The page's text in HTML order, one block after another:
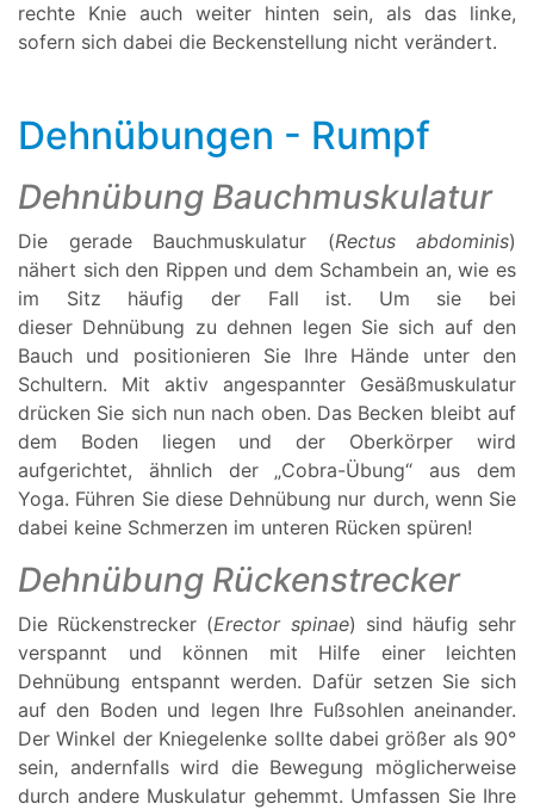
rechte Knie auch weiter hinten sein, als das linke,
sofern sich dabei die Beckenstellung nicht verändert.
Dehnübungen - Rumpf
Dehnübung Bauchmuskulatur
Die gerade Bauchmuskulatur (Rectus abdominis)
nähert sich den Rippen und dem Schambein an, wie es
im Sitz häufig der Fall ist. Um sie bei
dieser Dehnübung zu dehnen legen Sie sich auf den
Bauch und positionieren Sie Ihre Hände unter den
Schultern. Mit aktiv angespannter Gesäßmuskulatur
drücken Sie sich nun nach oben. Das Becken bleibt auf
dem Boden liegen und der Oberkörper wird
aufgerichtet, ähnlich der „Cobra-Übung“ aus dem
Yoga. Führen Sie diese Dehnübung nur durch, wenn Sie
dabei keine Schmerzen im unteren Rücken spüren!
Dehnübung Rückenstrecker
Die Rückenstrecker (Erector spinae) sind häufig sehr
verspannt und können mit Hilfe einer leichten
Dehnübung entspannt werden. Dafür setzen Sie sich
auf den Boden und legen Ihre Fußsohlen aneinander.
Der Winkel der Kniegelenke sollte dabei größer als 90°
sein, andernfalls wird die Bewegung möglicherweise
durch andere Muskulatur gehemmt. Umfassen Sie Ihre